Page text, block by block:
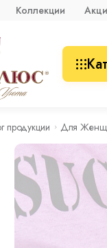
Коллекции
продукции Для